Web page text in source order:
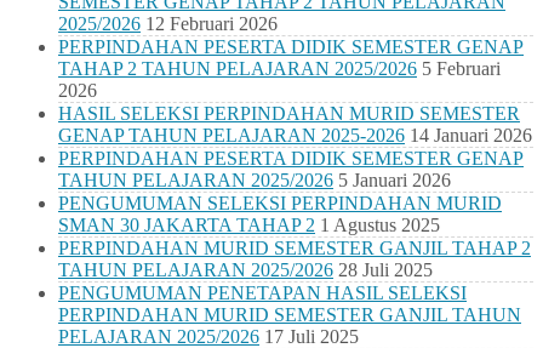
2025/2026 12 Februari 2026
PERPINDAHAN PESERTA DIDIK SEMESTER GENAP
TAHAP 2 TAHUN PELAJARAN 2025/2026 5 Februari
2026
HASIL SELEKSI PERPINDAHAN MURID SEMESTER
GENAP TAHUN PELAJARAN 2025-2026 14 Januari 2026
PERPINDAHAN PESERTA DIDIK SEMESTER GENAP
TAHUN PELAJARAN 2025/2026 5 Januari 2026
PENGUMUMAN SELEKSI PERPINDAHAN MURID
SMAN 30 JAKARTA TAHAP 2 1 Agustus 2025
PERPINDAHAN MURID SEMESTER GANJIL TAHAP 2
TAHUN PELAJARAN 2025/2026 28 Juli 2025
PENGUMUMAN PENETAPAN HASIL SELEKSI
PERPINDAHAN MURID SEMESTER GANJIL TAHUN
PELAJARAN 2025/2026 17 Juli 2025